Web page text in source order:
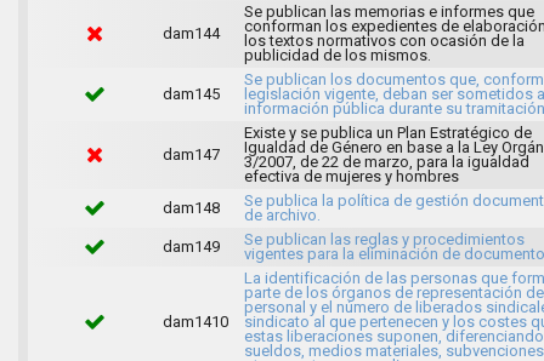
dam144
Se publican las memorias e informes que
conforman los expedientes de
los textos normativos con ocasión de la
publicidad de los mismos.
dam145
Se publican los documentos que,
legislación vigente, deban ser sometidos a
información pública durante su
dam147
Existe y se publica un Plan Estratégico de
Igualdad de Género en base a la Ley
3/2007, de 22 de marzo, para la igualdad
efectiva de mujeres y hombres
dam148
Se publica la política de gestión
de archivo.
dam149
Se publican las reglas y procedimientos
vigentes para la eliminación de
dam1410
La identificación de las personas que
parte de los órganos de representación
personal y el número de liberados
sindicato al que pertenecen y los costes
estas liberaciones suponen, diferenciando
sueldos, medios materiales,